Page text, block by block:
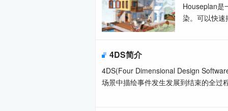
Houseplan是
染。可以快
4DS简介
4DS(Four Dimensional Design
场景中描绘事件发生发展到结束的全过